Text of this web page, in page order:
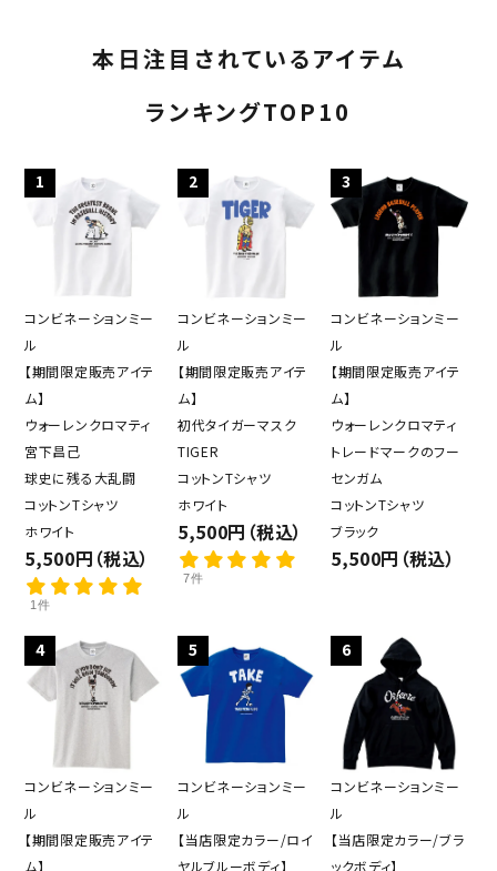
本日注目されているアイテム
ランキングTOP10
1
コンビネーションミー
ル
【期間限定販売アイテ
ム】
ウォーレンクロマティ
宮下昌己
球史に残る大乱闘
コットンTシャツ
ホワイト
5,500円（税込）
1件
2
コンビネーションミー
ル
【期間限定販売アイテ
ム】
初代タイガーマスク
TIGER
コットンTシャツ
ホワイト
5,500円（税込）
7件
3
コンビネーションミー
ル
【期間限定販売アイテ
ム】
ウォーレンクロマティ
トレードマークのフー
センガム
コットンTシャツ
ブラック
5,500円（税込）
4
コンビネーションミー
ル
【期間限定販売アイテ
ム】
5
コンビネーションミー
ル
【当店限定カラー/ロイ
ヤルブルーボディ】
6
コンビネーションミー
ル
【当店限定カラー/ブラ
ックボディ】